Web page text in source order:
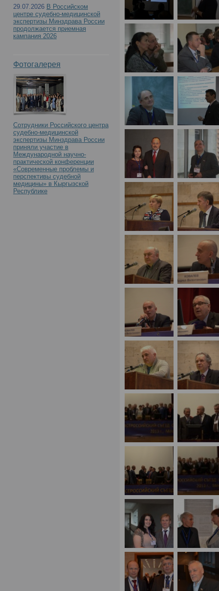
29.07.2026 В Российском
центре судебно-медицинской
экспертизы Минздрава России
продолжается приемная
кампания 2026
Фотогалерея
Сотрудники Российского центра
судебно-медицинской
экспертизы Минздрава России
приняли участие в
Международной научно-
практической конференции
«Современные проблемы и
перспективы судебной
медицины» в Кыргызской
Республике